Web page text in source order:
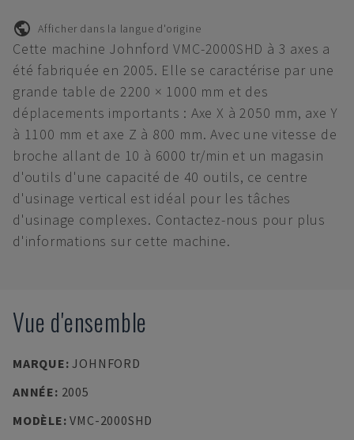
Afficher dans la langue d'origine
Cette machine Johnford VMC-2000SHD à 3 axes a
été fabriquée en 2005. Elle se caractérise par une
grande table de 2200 × 1000 mm et des
déplacements importants : Axe X à 2050 mm, axe Y
à 1100 mm et axe Z à 800 mm. Avec une vitesse de
broche allant de 10 à 6000 tr/min et un magasin
d'outils d'une capacité de 40 outils, ce centre
d'usinage vertical est idéal pour les tâches
d'usinage complexes. Contactez-nous pour plus
d'informations sur cette machine.
Vue d'ensemble
MARQUE:JOHNFORD
ANNÉE: 2005
MODÈLE:VMC-2000SHD